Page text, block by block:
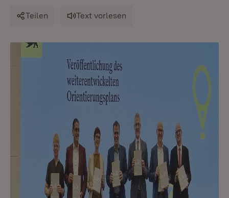
Teilen Text vorlesen